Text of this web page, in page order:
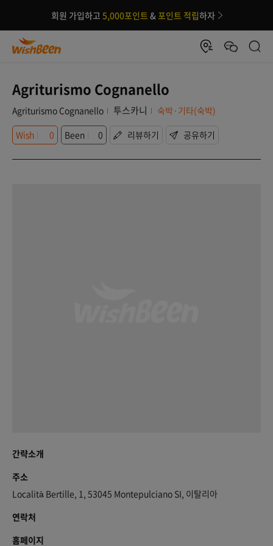
회원 가입하고 5,000포인트 &포인트 적립하자
Agriturismo Cognanello
Agriturismo Cognanello 투스카니
숙박·기타(숙박)
Wish
0 Been 0 리뷰하기 공유하기
간략소개
주소
Località Bertille, 1, 53045 Montepulciano SI, 이탈리아
연락처
홈페이지